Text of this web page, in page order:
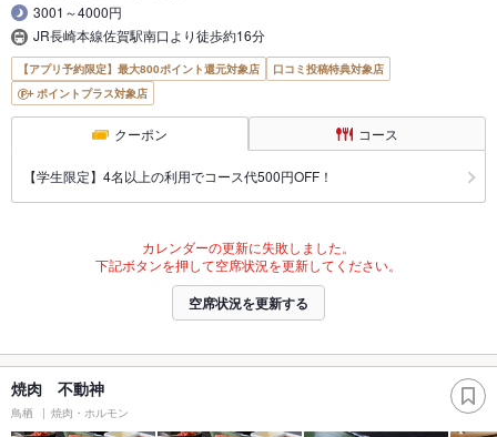
3001～4000円
JR長崎本線佐賀駅南口より徒歩約16分
【アプリ予約限定】最大800ポイント還元対象店
口コミ投稿特典対象店
ポイントプラス対象店
クーポン コース
【学生限定】4名以上の利用でコース代500円OFF！
カレンダーの更新に失敗しました。
下記ボタンを押して空席状況を更新してください。
空席状況を更新する
焼肉 不動神
鳥栖 焼肉・ホルモン